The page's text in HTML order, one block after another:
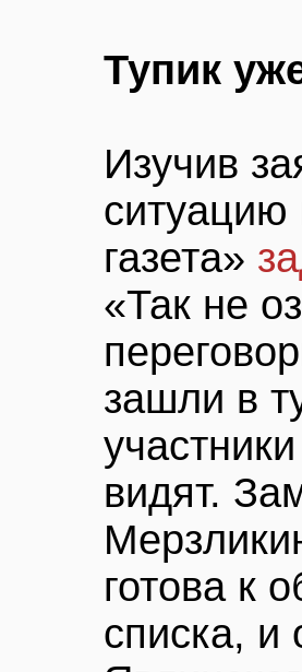
Тупик
Изучив
газета»
«Так не
зашли в
видят.
готова к
списка, и